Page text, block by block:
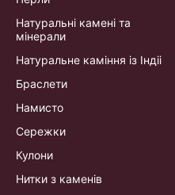
Натуральні камені та
мінерали
Натуральне каміння із Індіі
Браслети
Намисто
Сережки
Кулони
Нитки з каменів